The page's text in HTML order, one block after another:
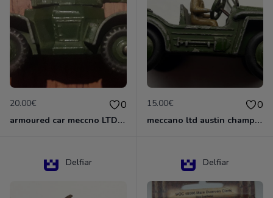
20.00€ 0
armoured car meccno LTD N°670
15.00€ 0
meccano ltd austin champ N°674
Delfiar Delfiar